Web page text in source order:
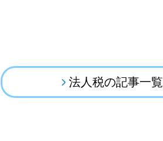
法人税の記事一覧